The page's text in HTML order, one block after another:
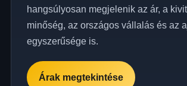
hangsúlyosan megjelenik az ár, a
minőség, az országos vállalás és az
egyszerűsége is.
Árak megtekintése